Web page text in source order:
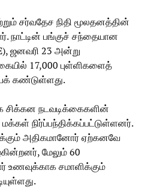
சர்வதேச நிதி மூலதனத்தின்
நாட்டின் பங்குச் சந்தையான
ஜனவரி 23 அன்று
17,000 புள்ளிகளைத்
கண்டுள்ளது.
சிக்கன நடவடிக்கைகளின்
நிர்ப்பந்திக்கப்பட்டுள்ளனர்.
அதிகமானோர் ஏற்கனவே
மேலும் 60
உணவுக்காக சமாளிக்கும்